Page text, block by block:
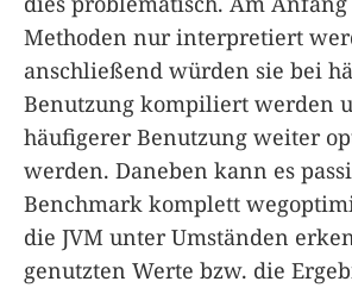
Methoden nur interpretiert
anschließend würden sie bei
Benutzung kompiliert werden
häufigerer Benutzung weiter
werden. Daneben kann es
Benchmark komplett
die JVM unter Umständen
genutzten Werte bzw. die